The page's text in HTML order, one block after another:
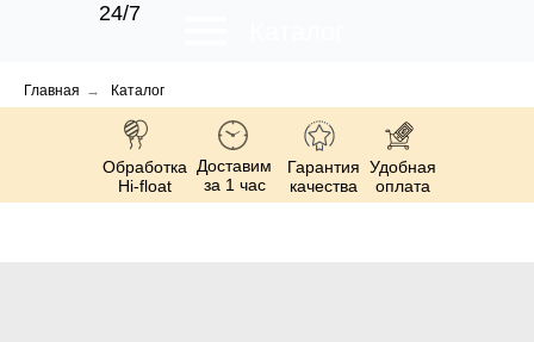
24/7
Главная → Каталог
Обработка
Hi-float
Доставим
за 1 час
Гарантия
качества
Удобная
оплата